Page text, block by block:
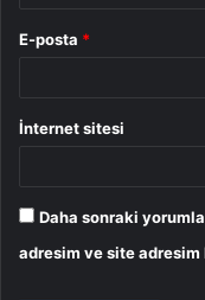
E-posta *
İnternet sitesi
Daha sonraki
adresim ve site adresim